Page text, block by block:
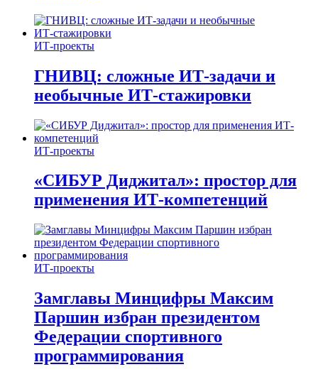
ИТ-проекты
ГНИВЦ: сложные ИТ‑задачи и
необычные ИТ‑стажировки
ИТ-проекты
«СИБУР Диджитал»: простор для
применения ИТ-компетенций
ИТ-проекты
Замглавы Минцифры Максим
Паршин избран президентом
Федерации спортивного
программирования